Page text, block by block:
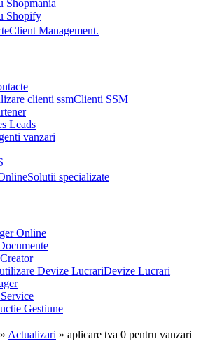
Shopmania
Shopify
Client Management.
Clienti SSM
Leads
vanzari
Solutii specializate
Online
Devize Lucrari
Gestiune
» Actualizari » aplicare tva 0 pentru vanzari